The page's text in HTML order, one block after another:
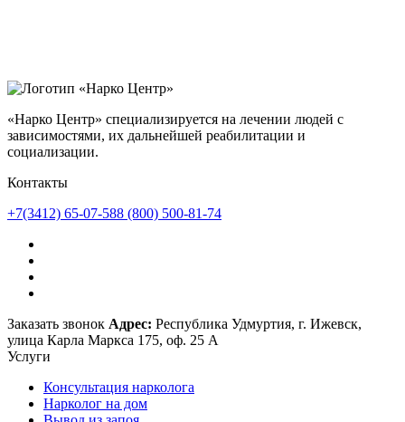
«Нарко Центр» специализируется на лечении людей с
зависимостями, их дальнейшей реабилитации и
социализации.
Контакты
+7(3412) 65-07-588 (800) 500-81-74
Заказать звонок Адрес: Республика Удмуртия, г. Ижевск,
улица Карла Маркса 175, оф. 25 А
Услуги
Консультация нарколога
Нарколог на дом